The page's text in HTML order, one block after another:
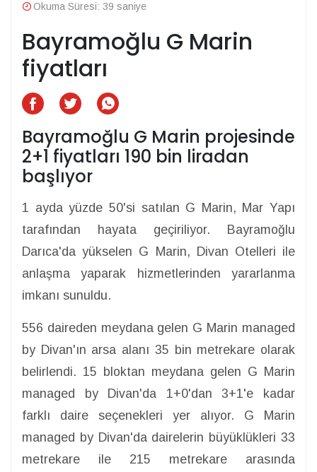
Okuma Süresi: 39 saniye
Bayramoğlu G Marin
fiyatları
Bayramoğlu G Marin projesinde
2+1 fiyatları 190 bin liradan
başlıyor
1 ayda yüzde 50'si satılan G Marin, Mar Yapı
tarafından hayata geçiriliyor. Bayramoğlu
Darıca'da yükselen G Marin, Divan Otelleri ile
anlaşma yaparak hizmetlerinden yararlanma
imkanı sunuldu.
556 daireden meydana gelen G Marin managed
by Divan'ın arsa alanı 35 bin metrekare olarak
belirlendi. 15 bloktan meydana gelen G Marin
managed by Divan'da 1+0'dan 3+1'e kadar
farklı daire seçenekleri yer alıyor. G Marin
managed by Divan'da dairelerin büyüklükleri 33
metrekare ile 215 metrekare arasında